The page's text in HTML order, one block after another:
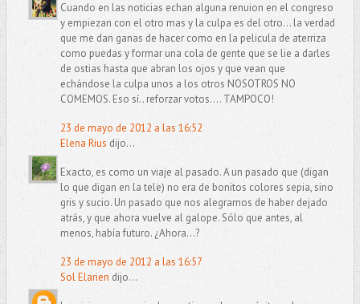
Cuando en las noticias echan alguna renuion en el congreso
y empiezan con el otro mas y la culpa es del otro... la verdad
que me dan ganas de hacer como en la pelicula de aterriza
como puedas y formar una cola de gente que se lie a darles
de ostias hasta que abran los ojos y que vean que
echándose la culpa unos a los otros NOSOTROS NO
COMEMOS. Eso sí.. reforzar votos.... TAMPOCO!
23 de mayo de 2012 a las 16:52
Elena Rius dijo...
Exacto, es como un viaje al pasado. A un pasado que (digan
lo que digan en la tele) no era de bonitos colores sepia, sino
gris y sucio. Un pasado que nos alegramos de haber dejado
atrás, y que ahora vuelve al galope. Sólo que antes, al
menos, había futuro. ¿Ahora...?
23 de mayo de 2012 a las 16:57
Sol Elarien dijo...